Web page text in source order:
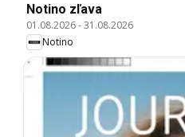
Notino zľava
01.08.2026-31.08.2026
Notino